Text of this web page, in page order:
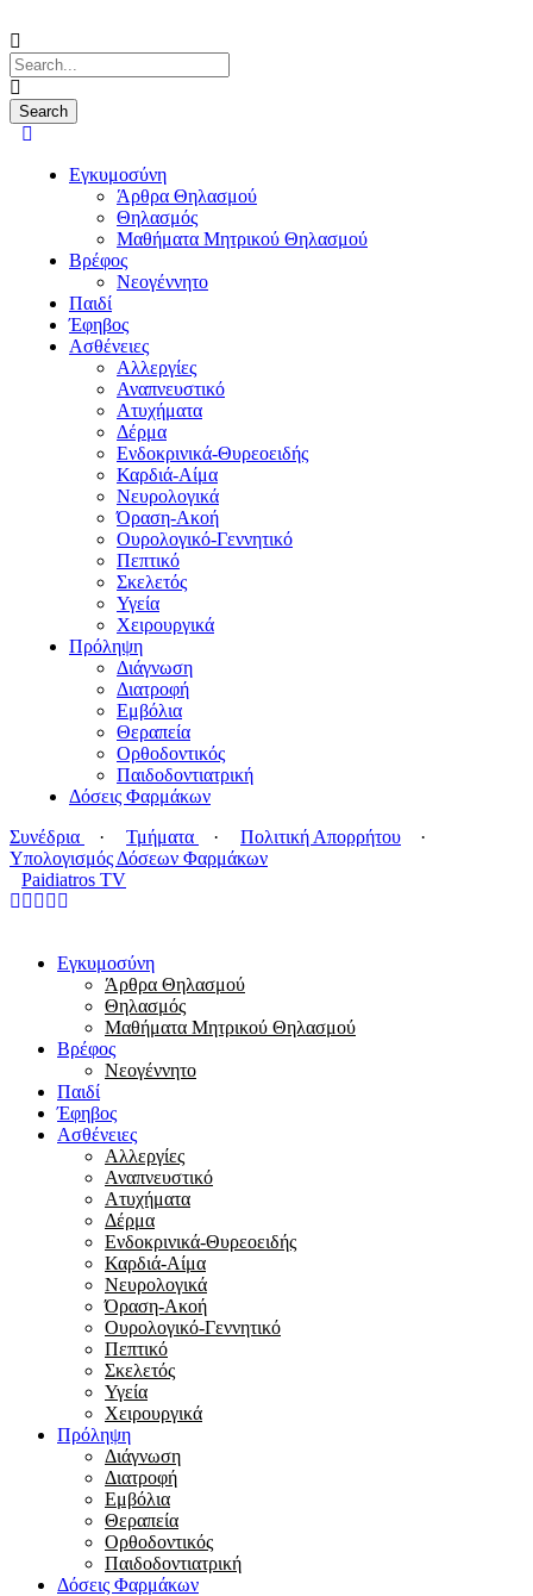
Εγκυμοσύνη
Άρθρα Θηλασμού
Θηλασμός
Μαθήματα Μητρικού Θηλασμού
Βρέφος
Νεογέννητο
Παιδί
Έφηβος
Ασθένειες
Αλλεργίες
Αναπνευστικό
Ατυχήματα
Δέρμα
Ενδοκρινικά-Θυρεοειδής
Καρδιά-Αίμα
Νευρολογικά
Όραση-Ακοή
Ουρολογικό-Γεννητικό
Πεπτικό
Σκελετός
Υγεία
Χειρουργικά
Πρόληψη
Διάγνωση
Διατροφή
Εμβόλια
Θεραπεία
Ορθοδοντικός
Παιδοδοντιατρική
Δόσεις Φαρμάκων
Συνέδρια
· Τμήματα · Πολιτική Απορρήτου
·
Υπολογισμός Δόσεων Φαρμάκων
Paidiatros TV
Εγκυμοσύνη
Άρθρα Θηλασμού
Θηλασμός
Μαθήματα Μητρικού Θηλασμού
Βρέφος
Νεογέννητο
Παιδί
Έφηβος
Ασθένειες
Αλλεργίες
Αναπνευστικό
Ατυχήματα
Δέρμα
Ενδοκρινικά-Θυρεοειδής
Καρδιά-Αίμα
Νευρολογικά
Όραση-Ακοή
Ουρολογικό-Γεννητικό
Πεπτικό
Σκελετός
Υγεία
Χειρουργικά
Πρόληψη
Διάγνωση
Διατροφή
Εμβόλια
Θεραπεία
Ορθοδοντικός
Παιδοδοντιατρική
Δόσεις Φαρμάκων